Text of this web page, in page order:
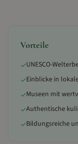
Vorteile
✓UNESCO-
✓Einblicke in
✓Museen mit
✓Authentische
✓Bildungsreiche